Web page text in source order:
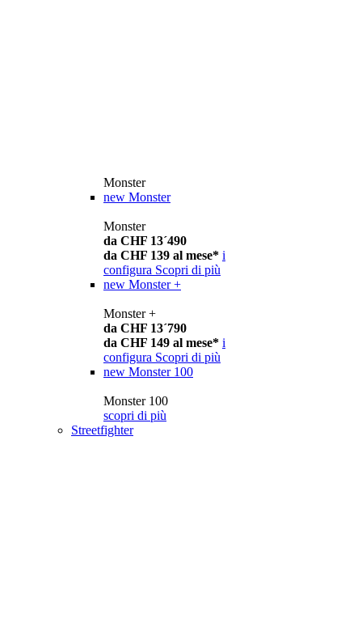
Monster
new Monster
Monster
da CHF 13´490
da CHF 139 al mese* i
configura Scopri di più
new Monster +
Monster +
da CHF 13´790
da CHF 149 al mese* i
configura Scopri di più
new Monster 100
Monster 100
scopri di più
Streetfighter